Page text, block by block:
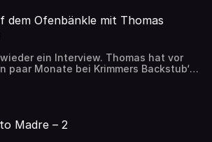
nach der Aufnahme der nächste
dem Ofenbänkle mit Thomas
ein Interview. Thomas hat vor
paar Monate bei Krimmers Backstub‘
verbindet ihn mit Ingmar eine
den Teigschüsselrand hinausgeht.
Sauerteigbrot in der Provinz.
hat er eine bemerkenswerte
und zum Backen. Hört rein – es
Madre – 2